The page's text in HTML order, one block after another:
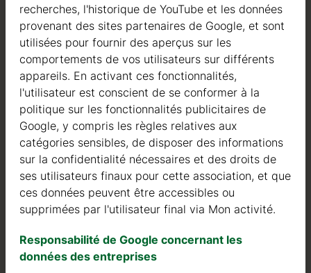
Qualité / garantie / conseil
Qualité
Nous sommes actifs dans le domaine de la fabrication
de structures en bois depuis 2004. Au cours de ces
années, nous avons sélectionné les meilleurs
fournisseurs de bois. Nous utilisons exclusivement du
sapin nordique à croissance lente provenant de forêts
certifiées FSC en Europe du Nord.
caractéristiques idéales dans la construction de maisons
en bois. Il est de couleur très claire, avec peu de nœuds,
recherches, l'historique de YouTube et les données
provenant des sites partenaires de Google, et sont
utilisées pour fournir des aperçus sur les
comportements de vos utilisateurs sur différents
appareils. En activant ces fonctionnalités,
l'utilisateur est conscient de se conformer à la
politique sur les fonctionnalités publicitaires de
Google, y compris les règles relatives aux
catégories sensibles, de disposer des informations
sur la confidentialité nécessaires et des droits de
ses utilisateurs finaux pour cette association, et que
ces données peuvent être accessibles ou
supprimées par l'utilisateur final via Mon activité.
Responsabilité de Google concernant les
données des entreprises